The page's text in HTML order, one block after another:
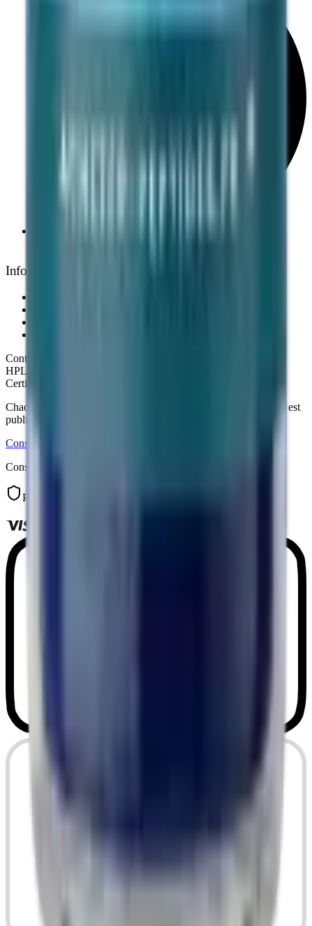
Informations légales
Contrôle qualité
HPLC ≥99%
Certificats d'analyse
Chaque certificat d'analyse (pureté HPLC, laboratoire Janoshik) est
publié sur la fiche produit correspondante.
Consulter
Consultable librement, avant comme après la commande.
Paiement sécurisé